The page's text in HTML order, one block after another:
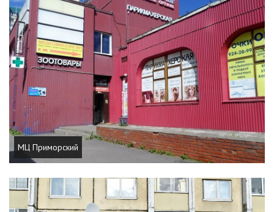
МЦ Приморский